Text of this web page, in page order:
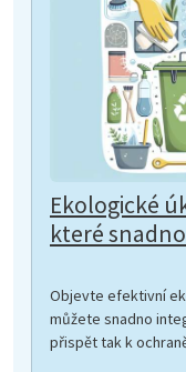
Ekologické
které
Objevte efektivní
můžete snadno
přispět tak k